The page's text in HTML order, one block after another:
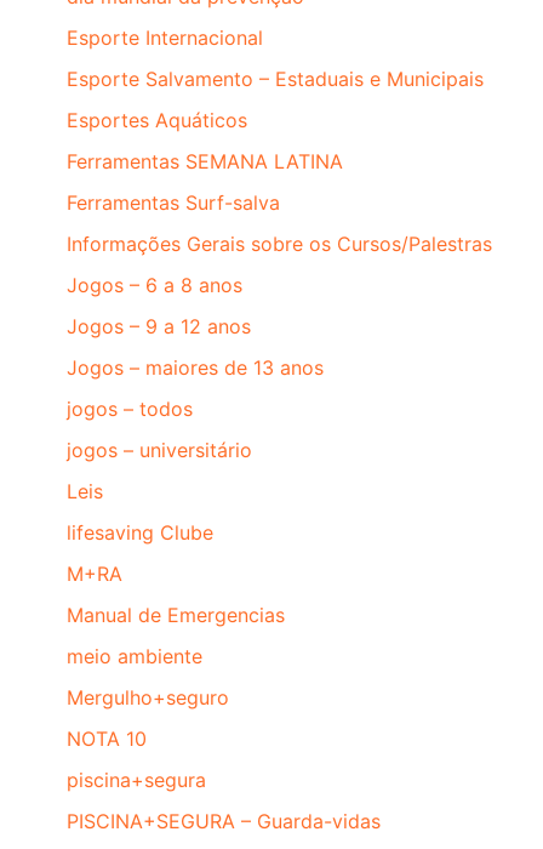
Esporte Internacional
Esporte Salvamento – Estaduais e Municipais
Esportes Aquáticos
Ferramentas SEMANA LATINA
Ferramentas Surf-salva
Informações Gerais sobre os Cursos/Palestras
Jogos – 6 a 8 anos
Jogos – 9 a 12 anos
Jogos – maiores de 13 anos
jogos – todos
jogos – universitário
Leis
lifesaving Clube
M+RA
Manual de Emergencias
meio ambiente
Mergulho+seguro
NOTA 10
piscina+segura
PISCINA+SEGURA – Guarda-vidas